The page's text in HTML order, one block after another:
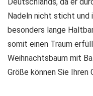
Nadeln nicht sticht und
besonders lange
somit einen Traum
Weihnachtsbaum mit
Größe können Sie Ihren